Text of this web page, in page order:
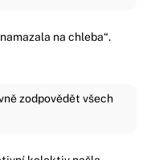
na chleba“.
zodpovědět všech